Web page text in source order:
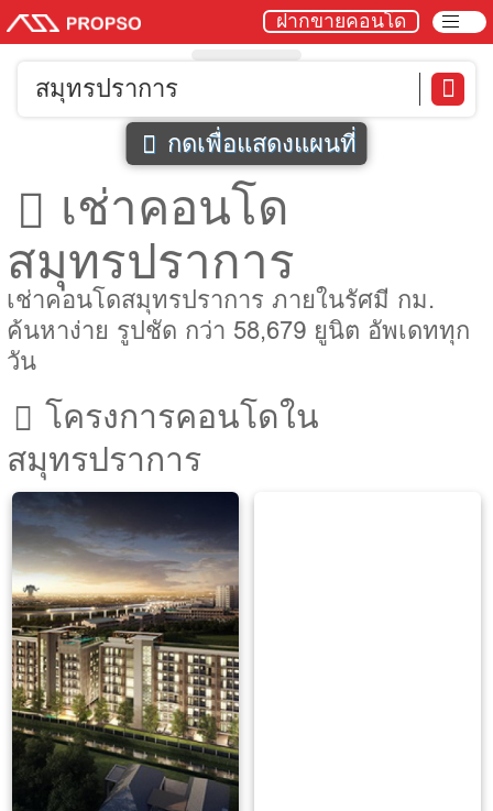
สมุทรปราการ
ฝากขายคอนโด
กดเพื่อแสดงแผนที่
เช่าคอนโด
สมุทรปราการ
เช่าคอนโดสมุทรปราการ ภายในรัศมี กม.
ค้นหาง่าย รูปชัด กว่า 58,679 ยูนิต อัพเดททุก
วัน
โครงการคอนโดใน
สมุทรปราการ